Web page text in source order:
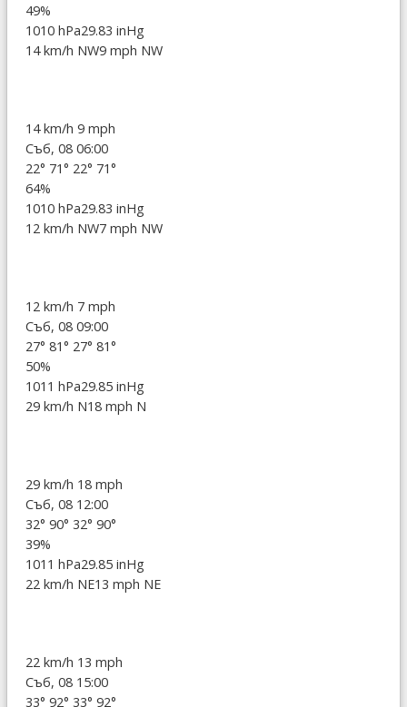
49%
1010 hPa29.83 inHg
14 km/h NW9 mph NW
14 km/h 9 mph
Съб, 08 06:00
22° 71° 22° 71°
64%
1010 hPa29.83 inHg
12 km/h NW7 mph NW
12 km/h 7 mph
Съб, 08 09:00
27° 81° 27° 81°
50%
1011 hPa29.85 inHg
29 km/h N18 mph N
29 km/h 18 mph
Съб, 08 12:00
32° 90° 32° 90°
39%
1011 hPa29.85 inHg
22 km/h NE13 mph NE
22 km/h 13 mph
Съб, 08 15:00
33° 92° 33° 92°